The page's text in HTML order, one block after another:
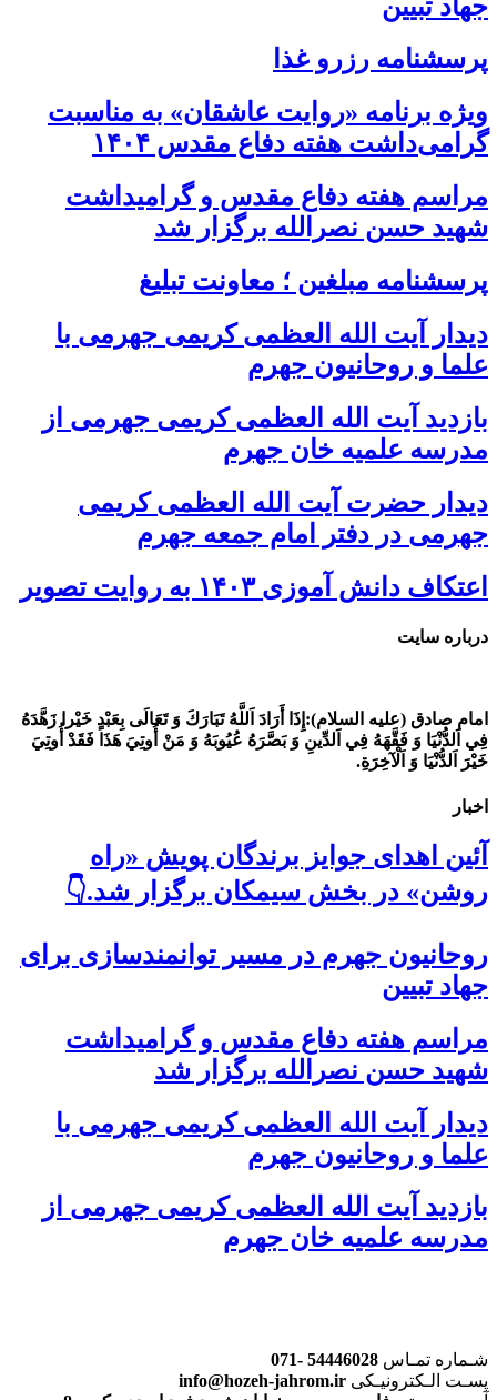
جهاد تبیین
پرسشنامه رزرو غذا
ویژه برنامه «روایت عاشقان» به مناسبت
گرامی‌داشت هفته دفاع مقدس ۱۴۰۴
مراسم هفته دفاع مقدس و گرامیداشت
شهید حسن نصرالله برگزار شد
پرسشنامه مبلغین ؛ معاونت تبلیغ
دیدار آیت الله العظمی کریمی جهرمی با
علما و روحانیون جهرم
بازدید آیت الله العظمی کریمی جهرمی از
مدرسه علمیه خان جهرم
دیدار حضرت آیت الله العظمی کریمی
جهرمی در دفتر امام جمعه جهرم
اعتکاف دانش آموزی ۱۴۰۳ به روایت تصویر
درباره سایت
امام صادق (علیه السلام): إِذَا أَرَادَ اَللَّهُ تَبَارَكَ وَ تَعَالَى بِعَبْدٍ خَيْرا زَهَّدَهُ
فِي اَلدُّنْيَا وَ فَقَّهَهُ فِي اَلدِّينِ وَ بَصَّرَهُ عُيُوبَهُ وَ مَنْ أُوتِيَ هَذَا فَقَدْ أُوتِيَ
خَيْرَ اَلدُّنْيَا وَ اَلْآخِرَةِ.
اخبار
آئین اهدای جوایز برندگان پویش «راه
روشن» در بخش سیمکان برگزار شد.👇
روحانیون جهرم در مسیر توانمندسازی برای
جهاد تبیین
مراسم هفته دفاع مقدس و گرامیداشت
شهید حسن نصرالله برگزار شد
دیدار آیت الله العظمی کریمی جهرمی با
علما و روحانیون جهرم
بازدید آیت الله العظمی کریمی جهرمی از
مدرسه علمیه خان جهرم
شـماره تمـاس 54446028 -071
پسـت الـکترونیـکی info@hozeh-jahrom.ir